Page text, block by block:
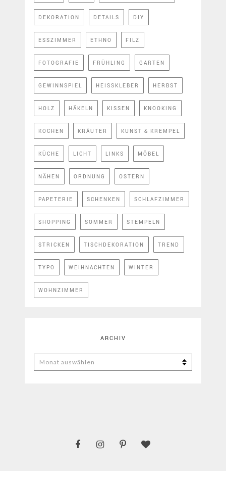
DEKORATION DETAILS DIY
ESSZIMMER ETHNO FILZ
FOTOGRAFIE FRÜHLING GARTEN
GEWINNSPIEL HEISSKLEBER HERBST
HOLZ HÄKELN KISSEN KNOOKING
KOCHEN KRÄUTER KUNST & KREMPEL
KÜCHE LICHT LINKS MÖBEL
NÄHEN ORDNUNG OSTERN
PAPETERIE SCHENKEN SCHLAFZIMMER
SHOPPING SOMMER STEMPELN
STRICKEN TISCHDEKORATION TREND
TYPO WEIHNACHTEN WINTER
WOHNZIMMER
ARCHIV
ARCHIV